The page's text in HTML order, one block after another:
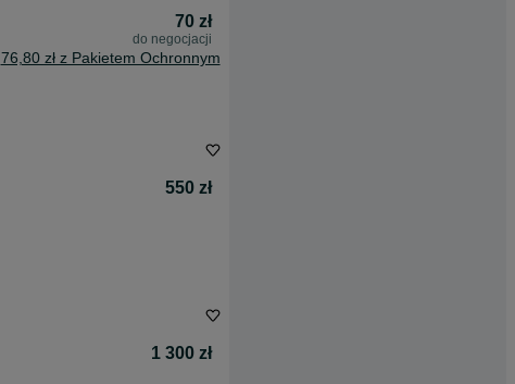
70 zł
do negocjacji
76,80 zł z Pakietem Ochronnym
550 zł
1 300 zł